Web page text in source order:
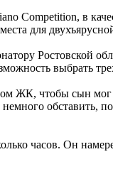
Competition, в
для
Ростовской
выбрать
ЖК, чтобы сын
обставить,
часов. Он